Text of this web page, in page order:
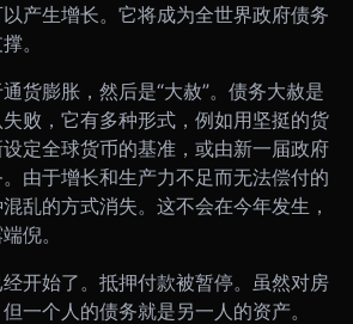
产生增长。它将成为全世界政府债务
。
货膨胀，然后是“大赦”。债务大赦是
败，它有多种形式，例如用坚挺的货
定全球货币的基准，或由新一届政府
由于增长和生产力不足而无法偿付的
乱的方式消失。这不会在今年发生，
倪。
开始了。抵押付款被暂停。虽然对房
一个人的债务就是另一人的资产。